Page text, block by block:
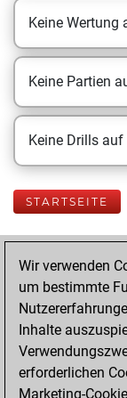
Keine Wertung
Keine Partien
Keine Drills auf
STARTSEITE
Wir verwenden
um bestimmte
Inhalte
erforderlichen
Marketing-